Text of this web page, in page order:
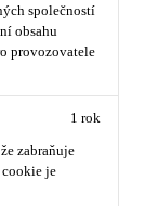
společností
obsahu
provozovatele
zabraňuje
cookie je
1 rok